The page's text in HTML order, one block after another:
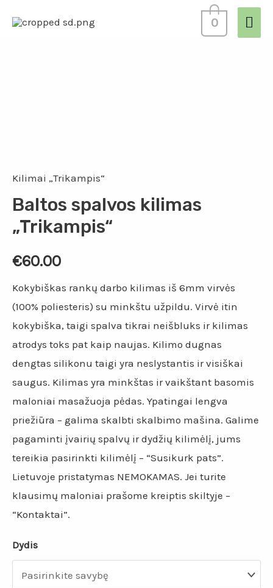
0
Kilimai „Trikampis“
Baltos spalvos kilimas
„Trikampis“
€60.00
Kokybiškas rankų darbo kilimas iš 6mm virvės
(100% poliesteris) su minkštu užpildu. Virvė itin
kokybiška, taigi spalva tikrai neišbluks ir kilimas
atrodys toks pat kaip naujas. Kilimo dugnas
dengtas silikonu taigi yra neslystantis ir visiškai
saugus. Kilimas yra minkštas ir vaikštant basomis
maloniai masažuoja pėdas. Ypatingai lengva
priežiūra – galima skalbti skalbimo mašina. Galime
pagaminti įvairių spalvų ir dydžių kilimėlį, jums
tereikia pasirinkti kilimėlį – “Susikurk pats”.
Lietuvoje pristatymas NEMOKAMAS. Jei turite
klausimų maloniai prašome kreiptis skiltyje –
“Kontaktai”.
Dydis